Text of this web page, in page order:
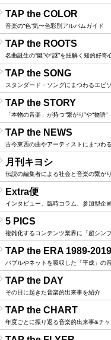
TAP the COLOR
音楽の“色”気〜色彩別アルバムガイド
TAP the ROOTS
名曲誕生の“鍵”や“謎”を紐解く知的好奇
TAP the SONG
スタンダード・ソングにまつわるエピ
TAP the STORY
「本物の音楽」が持つ“繋がり”や“物語”
TAP the NEWS
古今東西の曲やアーティストにまつわ
月刊キヨシ
伝説の編集者による社会と音楽の繋がり
Extra便
インタビュー、臨時コラム、参加型企
5 PICS
複雑化するコンテンツ業界に「超シン
TAP the ERA 1989-2019
バブルやネットを吸収した「平成」の
TAP the DAY
その日に起きた音楽的出来事を紹介
TAP the CHART
年度ごとに振り返る音楽的出来事&チャ